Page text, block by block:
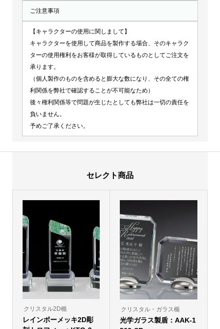
ご注意事項
【キャラクターの使用に関しまして】
キャラクターを使用して商品を製作する場合、そのキャラク
ターの使用権利をお客様が取得しているものとしてご注文を
承ります。
（個人製作のものを含めると膨大な数になり、その全ての権
利関係を弊社で確認することが不可能なため）
後々権利関係等で問題が生じたとしても弊社は一切の責任を
負いません。
予めご了承ください。
セレクト商品
クリスタル2D楯
レインボーメッキ2D彫
クリスタル・ガラス楯
光学ガラス製盾：AAK-1